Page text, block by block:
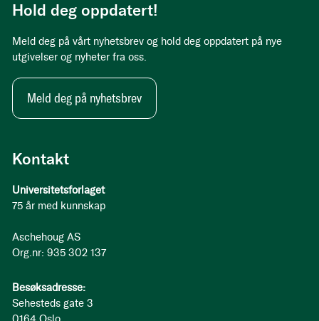
Kontakt
Universitetsforlaget
75 år med kunnskap
Aschehoug AS
Org.nr: 935 302 137
Besøksadresse:
Sehesteds gate 3
Hold deg oppdatert!
Meld deg på vårt nyhetsbrev og hold deg oppdatert på nye
utgivelser og nyheter fra oss.
Meld deg på nyhetsbrev